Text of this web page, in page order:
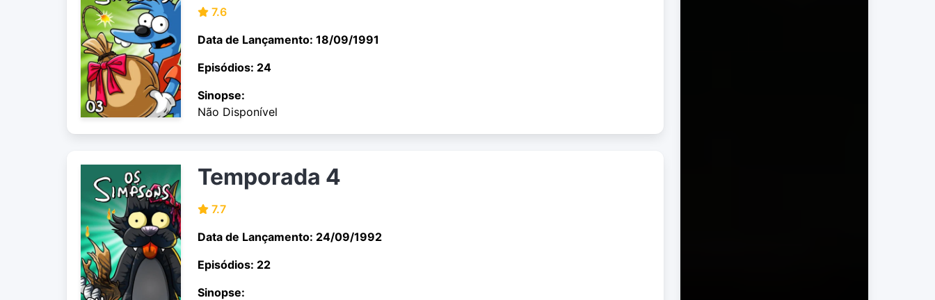
7.6
Data de Lançamento: 18/09/1991
Episódios: 24
Sinopse:
Não Disponível
Temporada 4
7.7
Data de Lançamento: 24/09/1992
Episódios: 22
Sinopse: